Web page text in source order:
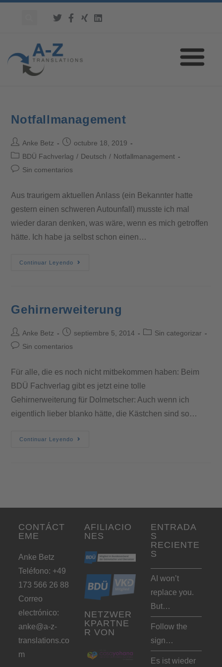
Notfallmanagement
Anke Betz
octubre 18, 2019
BDÜ Fachverlag / Deutsch / Notfallmanagement
Sin comentarios
Aus traurigem aktuellen Anlass (ein Bekannter hatte
gestern einen schweren Autounfall) musste ich mal
wieder daran denken, was wäre, wenn es mich getroffen
hätte. Ich habe ja selbst schon einen…
Continuar Leyendo
Gehirnerweiterung
Anke Betz septiembre 5, 2014
Sin categorizar
Sin comentarios
Für alle, die es noch nicht mitbekommen haben: Beim
BDÜ Fachverlag gibt es jetzt eine tolle
Gehirnerweiterung für Dolmetscher: Auch wenn ich
eigentlich lieber blanko hätte, die Kästchen sind so…
Continuar Leyendo
CONTÁCT
EME
Anke Betz
Teléfono: +49
173 566 26 88
Correo
electrónico:
anke@a-z-
translations.co
m
AFILIACIO
NES
NETZWER
KPARTNE
R VON
ENTRADA
S
RECIENTE
S
AI won’t
replace you.
But…
Follow the
sign…
Es ist wieder